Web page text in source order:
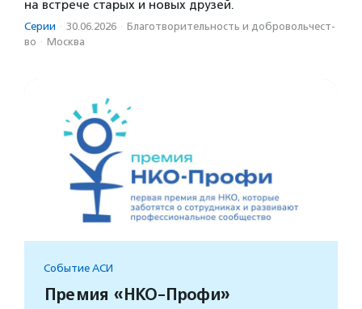
на встрече старых и новых друзей.
Серии · 30.06.2026 · Благотвори­тель­ность и доброволь­чест­
во · Москва
Событие АСИ
Премия «НКО-Профи»